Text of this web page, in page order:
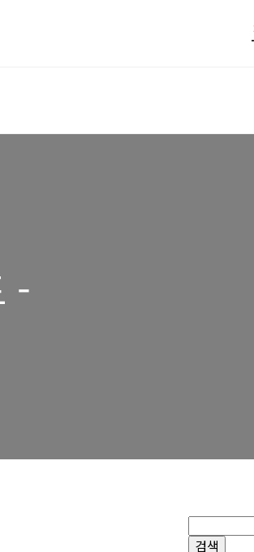
-